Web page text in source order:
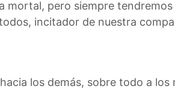
mortal, pero siempre tendremos
incitador de nuestra
los demás, sobre todo a los